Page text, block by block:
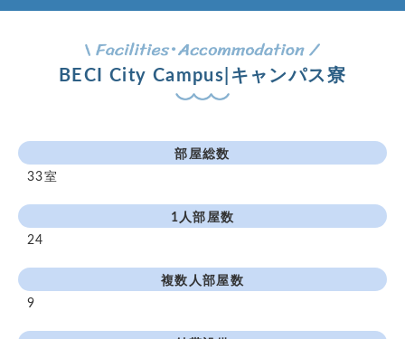
BECI City Campus|キャンパス寮
部屋総数
33室
1人部屋数
24
複数人部屋数
9